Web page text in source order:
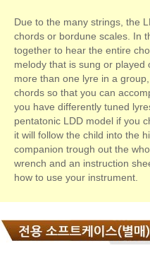
Due to the many strings, the
chords or bordune scales. In
together to hear the entire
melody that is sung or
more than one lyre in a
chords so that you can
you have differently tuned
pentatonic LDD model if you
it will follow the child into the
companion trough out the
wrench and an instruction
how to use your instrument.